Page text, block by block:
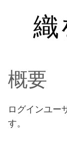
織
概要
ログインユー
す。